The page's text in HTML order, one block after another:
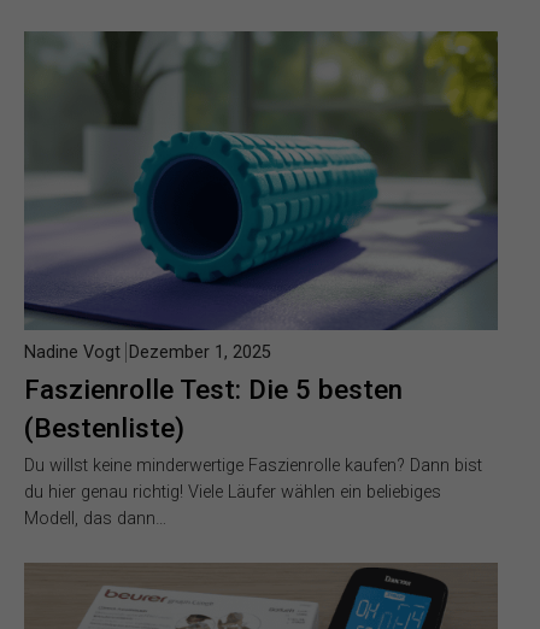
Faszienrolle Test: Die 5 besten
(Bestenliste)
Nadine Vogt Dezember 1, 2025
Du willst keine minderwertige Faszienrolle kaufen? Dann bist
du hier genau richtig! Viele Läufer wählen ein beliebiges
Modell, das dann…